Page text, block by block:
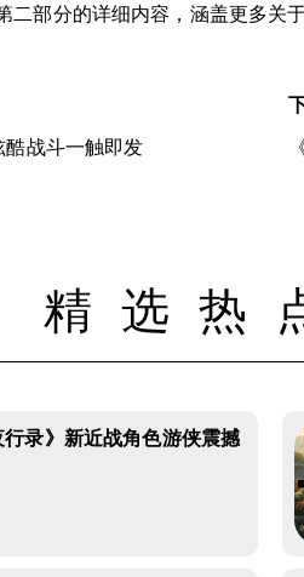
部分的详细内容，涵盖更多关
酷战斗一触即发
精选热
录》新近战角色游侠震撼